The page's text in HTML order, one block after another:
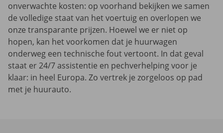
onverwachte kosten: op voorhand bekijken we samen
de volledige staat van het voertuig en overlopen we
onze transparante prijzen. Hoewel we er niet op
hopen, kan het voorkomen dat je huurwagen
onderweg een technische fout vertoont. In dat geval
staat er 24/7 assistentie en pechverhelping voor je
klaar: in heel Europa. Zo vertrek je zorgeloos op pad
met je huurauto.